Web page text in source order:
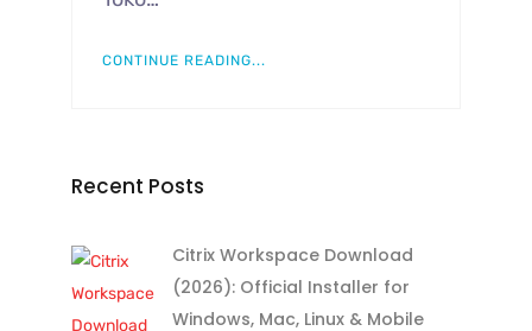
CONTINUE READING...
Recent Posts
Citrix Workspace Download
(2026): Official Installer for
Windows, Mac, Linux & Mobile